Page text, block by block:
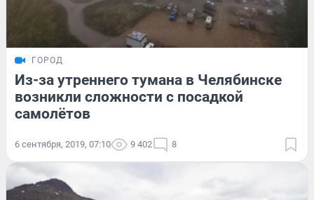
ГОРОД
Из-за утреннего тумана в Челябинске
возникли сложности с посадкой
самолётов
6 сентября, 2019, 07:10 9 402 8